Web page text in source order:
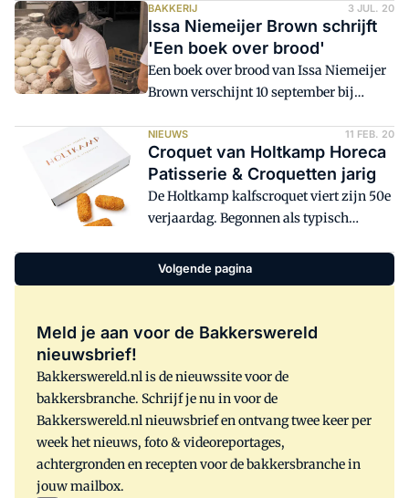
veel ondernemers hoofdbrekens bezorgt,
wordt er vrijdag 9 oktober toch
stilgestaan bij één van de populairste
frituursnacks van het land.
BAKKERIJ 3 JUL. 20
Issa Niemeijer Brown schrijft
'Een boek over brood'
Een boek over brood van Issa Niemeijer
Brown verschijnt 10 september bij
Niemeijer Brown, van de bekende
bakkerij Gebroeders Niemeijer in
Amsterdam, zijn kennis en vertelt hij
bevlogen over alles wat met brood te
maken heeft.
NIEUWS 11 FEB. 20
Croquet van Holtkamp Horeca
Patisserie & Croquetten jarig
De Holtkamp kalfscroquet viert zijn 50e
verjaardag. Begonnen als typisch
inmiddels verkrijgbaar in binnen- en
buitenland.
Volgende pagina
Meld je aan voor de Bakkerswereld
nieuwsbrief!
Bakkerswereld.nl is de nieuwssite voor de
bakkersbranche. Schrijf je nu in voor de
Bakkerswereld.nl nieuwsbrief en ontvang twee keer per
week het nieuws, foto & videoreportages,
achtergronden en recepten voor de bakkersbranche in
jouw mailbox.